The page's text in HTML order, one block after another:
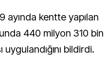
440 milyon 310 bin
bildirdi.